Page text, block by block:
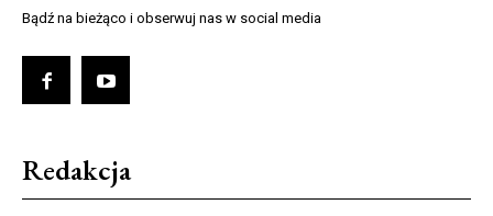
Bądź na bieżąco i obserwuj nas w social media
Redakcja